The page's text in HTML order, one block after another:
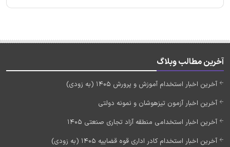
آخرین مطالب وبلاگ
آخرین اخبار استخدام آموزش و پرورش 1405 (به زودی)
آخرین اخبار آزمون تیزهوشان و نمونه دولتی
آخرین اخبار استخدامی منطقه آزاد تجاری صنعتی 1405
آخرین اخبار استخدام کادر اداری قوه قضاییه 1405 (به زودی)